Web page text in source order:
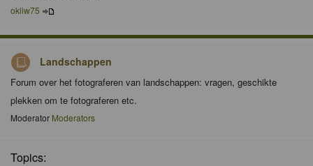
okliw75
Landschappen
Forum over het fotograferen van landschappen: vragen, geschikte
plekken om te fotograferen etc.
Moderator Moderators
Topics: